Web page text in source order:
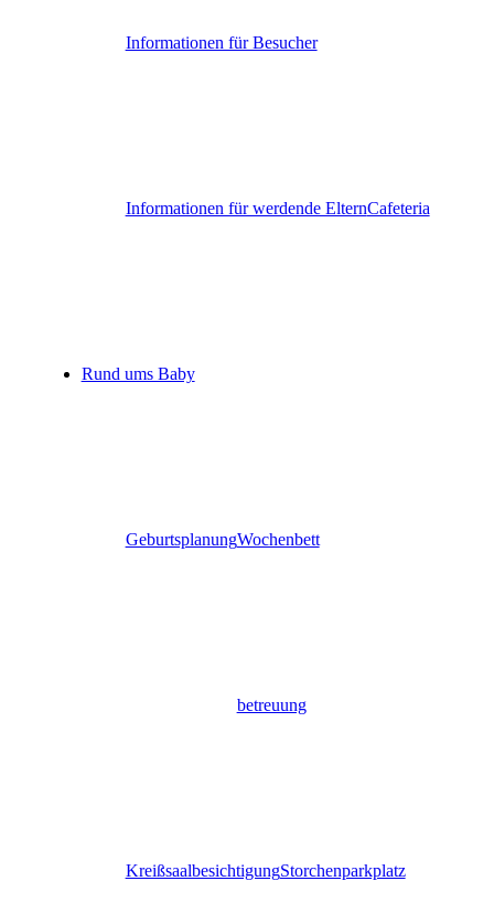
Informationen für Besucher
Informationen für werdende ElternCafeteria
Rund ums Baby
GeburtsplanungWochenbett
betreuung
KreißsaalbesichtigungStorchenparkplatz